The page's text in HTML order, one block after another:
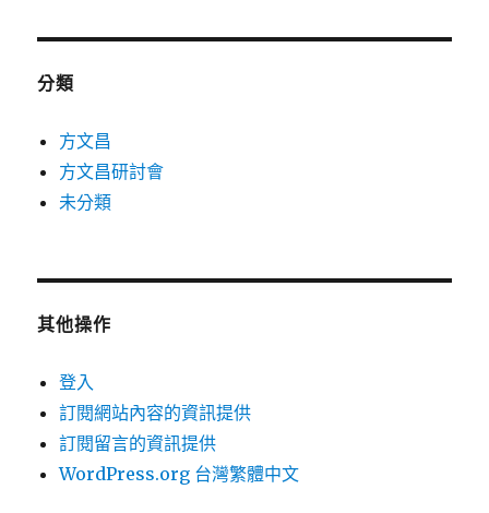
分類
方文昌
方文昌研討會
未分類
其他操作
登入
訂閱網站內容的資訊提供
訂閱留言的資訊提供
WordPress.org 台灣繁體中文